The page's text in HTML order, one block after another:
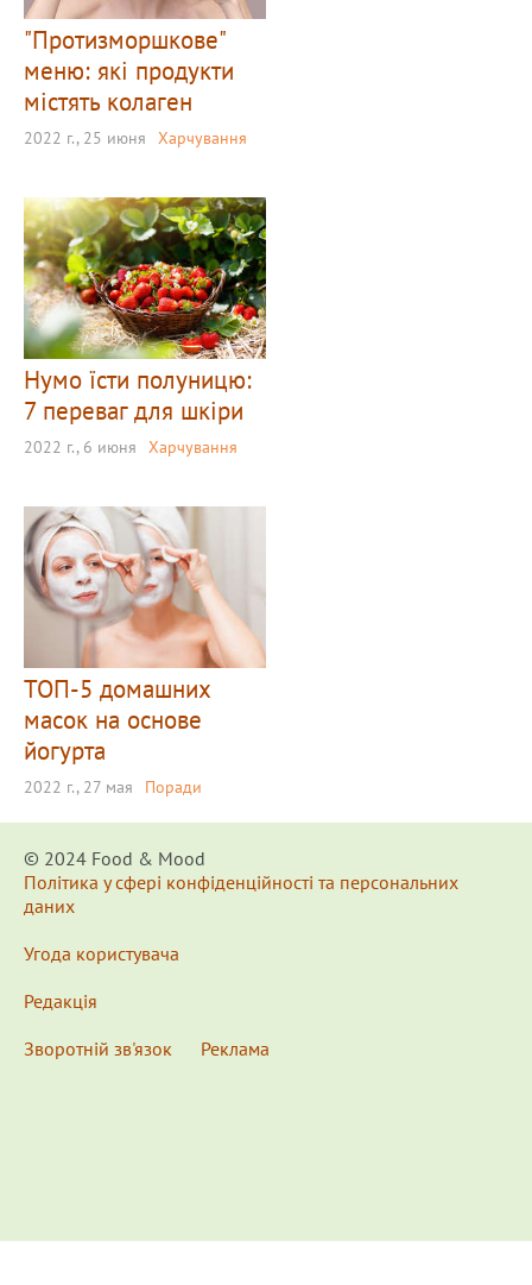
"Протизморшкове"
меню: які продукти
містять колаген
2022 г., 25 июня Харчування
Нумо їсти полуницю:
7 переваг для шкіри
2022 г., 6 июня Харчування
ТОП-5 домашних
масок на основе
йогурта
2022 г., 27 мая Поради
© 2024 Food & Мood
Політика у сфері конфіденційності та персональних
даних
Угода користувача
Редакція
Зворотній зв'язок
Реклама